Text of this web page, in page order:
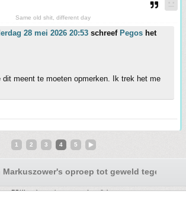
Same old shit, different day
28 mei 2026 20:53 schreef Pegos het
dit meent te moeten opmerken. Ik trek het me
1 2 3 4 5
oproep tot geweld tegen
FOK! en koop via een van deze links